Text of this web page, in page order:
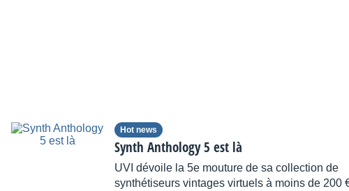
Hot news
Synth Anthology 5 est là
UVI dévoile la 5e mouture de sa collection de
synthétiseurs vintages virtuels à moins de 200